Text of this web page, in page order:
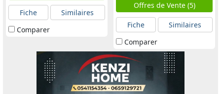
Fiche
Similaires
Comparer
Offres de Vente (5)
Fiche
Similaires
Comparer